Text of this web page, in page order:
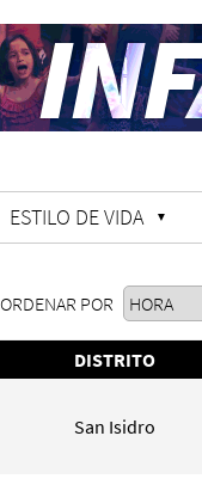
ESTILO DE VIDA
ORDENAR POR
DISTRITO
San Isidro